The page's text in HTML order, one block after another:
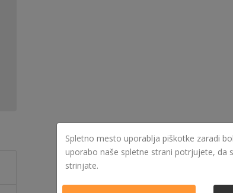
Spletno mesto uporablja piškotke zaradi
uporabo naše spletne strani potrjujete, da
strinjate.